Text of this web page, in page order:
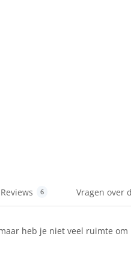
Reviews 6 Vragen over
heb je niet veel ruimte om